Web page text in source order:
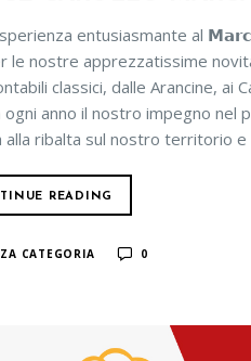
entusiasmante al
le nostre apprezzatissime
classici, dalle Arancine, ai
ogni anno il nostro impegno nel
alla ribalta sul nostro territorio e
READING
CATEGORIA 0